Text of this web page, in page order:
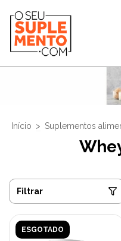
Início > Suplementos
Filtrar
ESGOTADO